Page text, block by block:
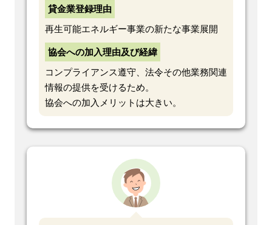
貸金業登録理由
再生可能エネルギー事業の新たな事業展開
協会への加入理由及び経緯
コンプライアンス遵守、法令その他業務関連
情報の提供を受けるため。
協会への加入メリットは大きい。